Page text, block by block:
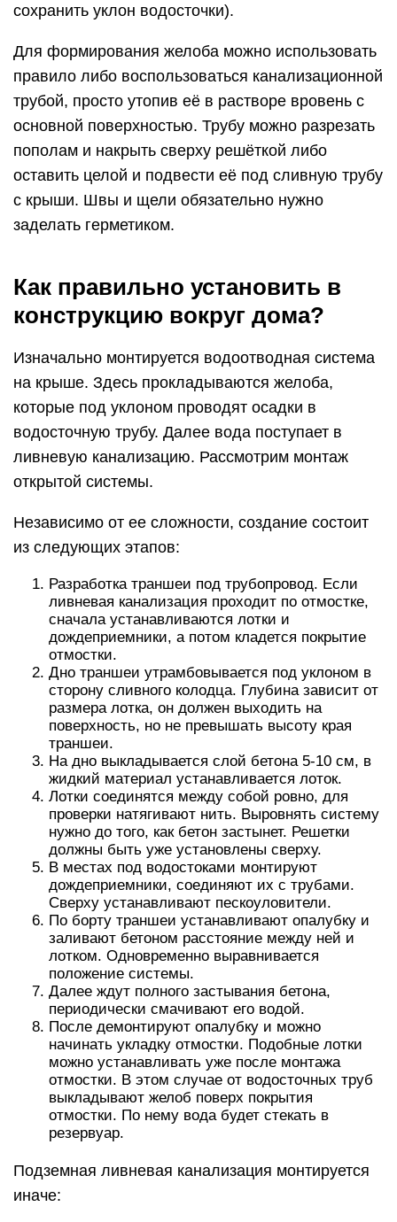
сохранить уклон водосточки).
Для формирования желоба можно использовать
правило либо воспользоваться канализационной
трубой, просто утопив её в растворе вровень с
основной поверхностью. Трубу можно разрезать
пополам и накрыть сверху решёткой либо
оставить целой и подвести её под сливную трубу
с крыши. Швы и щели обязательно нужно
заделать герметиком.
Как правильно установить в
конструкцию вокруг дома?
Изначально монтируется водоотводная система
на крыше. Здесь прокладываются желоба,
которые под уклоном проводят осадки в
водосточную трубу. Далее вода поступает в
ливневую канализацию. Рассмотрим монтаж
открытой системы.
Независимо от ее сложности, создание состоит
из следующих этапов:
Разработка траншеи под трубопровод. Если
ливневая канализация проходит по отмостке,
сначала устанавливаются лотки и
дождеприемники, а потом кладется покрытие
отмостки.
Дно траншеи утрамбовывается под уклоном в
сторону сливного колодца. Глубина зависит от
размера лотка, он должен выходить на
поверхность, но не превышать высоту края
траншеи.
На дно выкладывается слой бетона 5-10 см, в
жидкий материал устанавливается лоток.
Лотки соединятся между собой ровно, для
проверки натягивают нить. Выровнять систему
нужно до того, как бетон застынет. Решетки
должны быть уже установлены сверху.
В местах под водостоками монтируют
дождеприемники, соединяют их с трубами.
Сверху устанавливают пескоуловители.
По борту траншеи устанавливают опалубку и
заливают бетоном расстояние между ней и
лотком. Одновременно выравнивается
положение системы.
Далее ждут полного застывания бетона,
периодически смачивают его водой.
После демонтируют опалубку и можно
начинать укладку отмостки. Подобные лотки
можно устанавливать уже после монтажа
отмостки. В этом случае от водосточных труб
выкладывают желоб поверх покрытия
отмостки. По нему вода будет стекать в
резервуар.
Подземная ливневая канализация монтируется
иначе: